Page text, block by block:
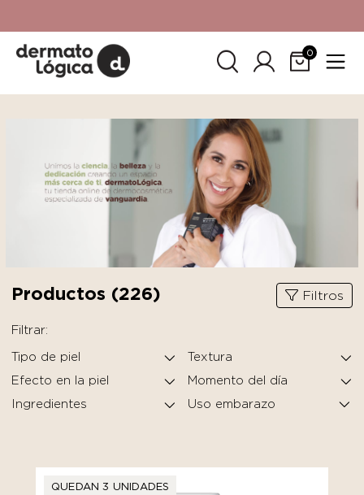
SkinCeuticals.
0
Productos (226) Filtros
Filtrar:
Tipo de piel
Textura
Efecto en la piel
Momento del día
Ingredientes
QUEDAN 3 UNIDADES